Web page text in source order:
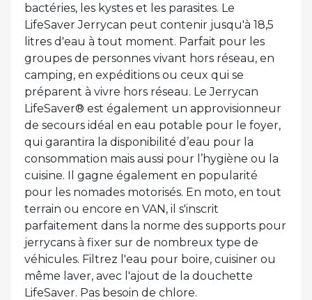
bactéries, les kystes et les parasites. Le
LifeSaver Jerrycan peut contenir jusqu'à 18,5
litres d'eau à tout moment. Parfait pour les
groupes de personnes vivant hors réseau, en
camping, en expéditions ou ceux qui se
préparent à vivre hors réseau. Le Jerrycan
LifeSaver® est également un approvisionneur
de secours idéal en eau potable pour le foyer,
qui garantira la disponibilité d’eau pour la
consommation mais aussi pour l’hygiène ou la
cuisine. Il gagne également en popularité
pour les nomades motorisés. En moto, en tout
terrain ou encore en VAN, il s'inscrit
parfaitement dans la norme des supports pour
jerrycans à fixer sur de nombreux type de
véhicules. Filtrez l'eau pour boire, cuisiner ou
même laver, avec l'ajout de la douchette
LifeSaver. Pas besoin de chlore.